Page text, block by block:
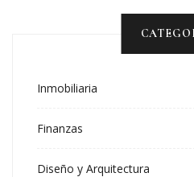
Inmobiliaria
Finanzas
Diseño y Arquitectura